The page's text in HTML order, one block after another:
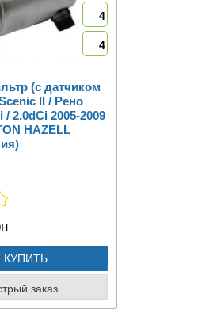
4
4
(с датчиком
II / Рено
2.0dCi 2005-2009
HAZELL
КУПИТЬ
заказ